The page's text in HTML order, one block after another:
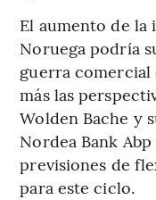
El aumento de
Noruega podría
guerra comercial
más las
Wolden Bache y
Nordea Bank
previsiones de
para este ciclo.